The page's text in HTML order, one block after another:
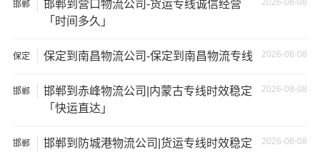
★ 由于货运运输比较特殊，请您托运之前仔细清点您所托
通知公司客服以便安排仓库存放。
★ 为了提高邯郸到泸州物流公司的服务质量，欢迎您对我
们的服务提出意见或建议，我们会认真对待并及时把处理
的需求做出不懈的努力，您的满意就是我们前进的动力!
邯郸 2026-08-08
邯郸到营口物流公司-货运专线诚信经营
「时间多久」
保定 2026-08-08
保定到南昌物流公司-保定到南昌物流专线
邯郸 2026-08-08
邯郸到赤峰物流公司|内蒙古专线时效稳定
「快运直达」
邯郸 2026-08-08
邯郸到防城港物流公司|货运专线时效稳定